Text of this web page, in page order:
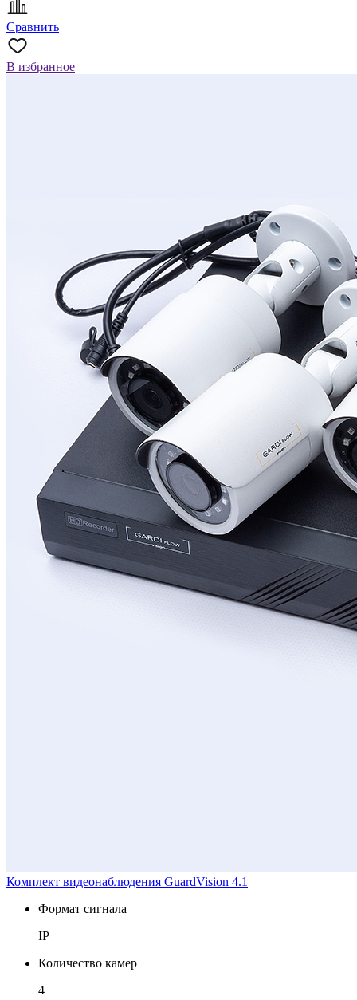
Сравнить
В избранное
Комплект видеонаблюдения GuardVision 4.1
Формат сигнала
IP
Количество камер
4